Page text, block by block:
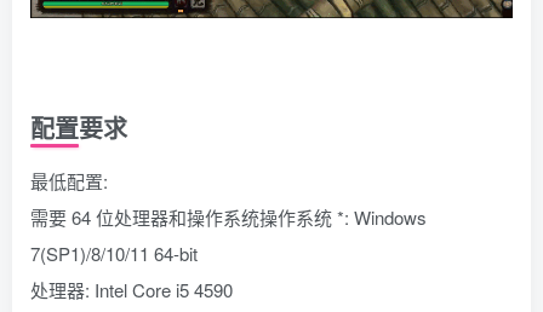
配置要求
最低配置:
需要 64 位处理器和操作系统操作系统 *: Windows
7(SP1)/8/10/11 64-bit
处理器: Intel Core i5 4590